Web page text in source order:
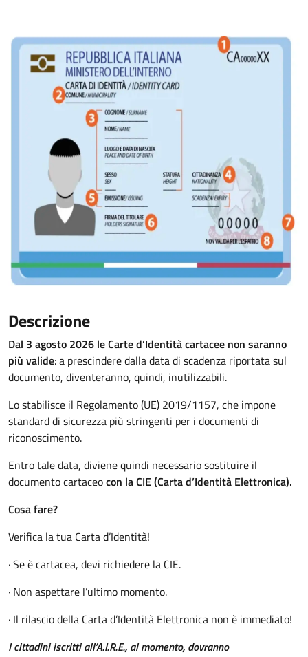
Descrizione
Dal 3 agosto 2026 le Carte d’Identità cartacee non saranno
più valide: a prescindere dalla data di scadenza riportata sul
documento, diventeranno, quindi, inutilizzabili.
Lo stabilisce il Regolamento (UE) 2019/1157, che impone
standard di sicurezza più stringenti per i documenti di
riconoscimento.
Entro tale data, diviene quindi necessario sostituire il
documento cartaceocon la CIE (Carta d’Identità Elettronica).
Cosa fare?
Verifica la tua Carta d’Identità!
· Se è cartacea, devi richiedere la CIE.
· Non aspettare l’ultimo momento.
· Il rilascio della Carta d’Identità Elettronica non è immediato!
I cittadini iscritti all’A.I.R.E., al momento, dovranno